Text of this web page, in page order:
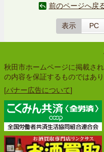
前のページへ戻
表示 PC
秋田市ホームページに掲載さ
の内容を保証するものではあり
[バナー広告について]